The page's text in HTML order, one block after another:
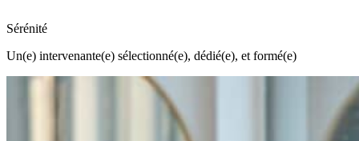
Sérénité
Un(e) intervenante(e) sélectionné(e), dédié(e), et formé(e)